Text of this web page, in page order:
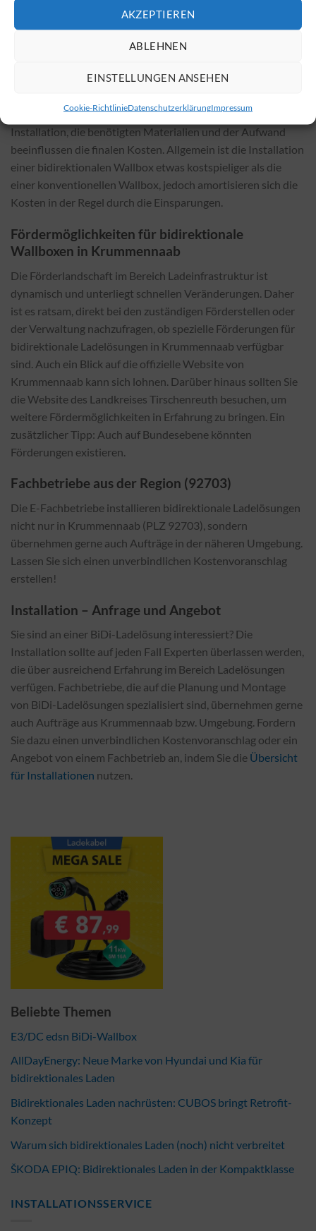
AKZEPTIEREN
ABLEHNEN
EINSTELLUNGEN ANSEHEN
Cookie-RichtlinieDatenschutzerklärungImpressum
Informationen zu einem geeigneten Anbieter finden Sie unter
Anbieter für bidirektionale Wallboxen
Kosten und Faktoren der Installation
Die Kosten für die Installation einer bidirektionalen Wallbox
Gegebenheiten ab. Faktoren wie die Komplexität der
Installation, die benötigten Materialien und der Aufwand
beeinflussen die finalen Kosten. Allgemein ist die Installation
einer bidirektionalen Wallbox etwas kostspieliger als die
einer konventionellen Wallbox, jedoch amortisieren sich die
Kosten in der Regel durch die Einsparungen.
Fördermöglichkeiten für bidirektionale
Wallboxen in Krummennaab
Die Förderlandschaft im Bereich Ladeinfrastruktur ist
dynamisch und unterliegt schnellen Veränderungen. Daher
ist es ratsam, direkt bei den zuständigen Förderstellen oder
der Verwaltung nachzufragen, ob spezielle Förderungen für
bidirektionale Ladelösungen in Krummennaab verfügbar
sind. Auch ein Blick auf die offizielle Website von
Krummennaab kann sich lohnen. Darüber hinaus sollten Sie
die Website des Landkreises Tirschenreuth besuchen, um
weitere Fördermöglichkeiten in Erfahrung zu bringen. Ein
zusätzlicher Tipp: Auch auf Bundesebene könnten
Förderungen existieren.
Fachbetriebe aus der Region (92703)
Die E-Fachbetriebe installieren bidirektionale Ladelösungen
nicht nur in Krummennaab (PLZ 92703), sondern
übernehmen gerne auch Aufträge in der näheren Umgebung.
Lassen Sie sich einen unverbindlichen Kostenvoranschlag
erstellen!
Installation – Anfrage und Angebot
Sie sind an einer BiDi-Ladelösung interessiert? Die
Installation sollte auf jeden Fall Experten überlassen werden,
die über ausreichend Erfahrung im Bereich Ladelösungen
verfügen. Fachbetriebe, die auf die Planung und Montage
von BiDi-Ladelösungen spezialisiert sind, übernehmen gerne
auch Aufträge aus Krummennaab bzw. Umgebung. Fordern
Sie dazu einen unverbindlichen Kostenvoranschlag oder ein
Angebot von einem Fachbetrieb an, indem Sie die Übersicht
für Installationen nutzen.
Beliebte Themen
E3/DC edsn BiDi-Wallbox
AllDayEnergy: Neue Marke von Hyundai und Kia für
bidirektionales Laden
Bidirektionales Laden nachrüsten: CUBOS bringt Retrofit-
Konzept
Warum sich bidirektionales Laden (noch) nicht verbreitet
ŠKODA EPIQ: Bidirektionales Laden in der Kompaktklasse
INSTALLATIONSSERVICE